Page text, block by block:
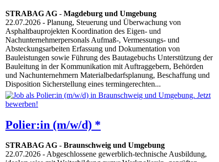
STRABAG AG - Magdeburg und Umgebung
22.07.2026 - Planung, Steuerung und Überwachung von
Asphaltbauprojekten Koordination des Eigen- und
Nachunternehmerpersonals Aufmaß-, Vermessungs- und
Absteckungsarbeiten Erfassung und Dokumentation von
Bauleistungen sowie Führung des Bautagebuchs Unterstützung der
Bauleitung in der Kommunikation mit Auftraggebern, Behörden
und Nachunternehmern Materialbedarfsplanung, Beschaffung und
Disposition Sicherstellung eines termingerechten...
Polier:in (m/w/d) *
STRABAG AG - Braunschweig und Umgebung
22.07.2026 - Abgeschlossene gewerblich-technische Ausbildung,